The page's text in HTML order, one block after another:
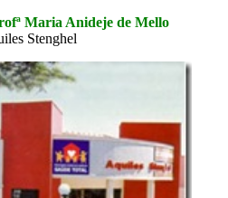
Maria Anideje de Mello
Stenghel